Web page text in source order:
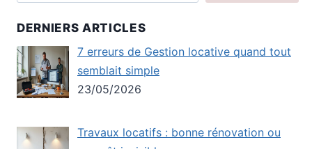
DERNIERS ARTICLES
7 erreurs de Gestion locative quand tout
semblait simple
23/05/2026
Travaux locatifs : bonne rénovation ou